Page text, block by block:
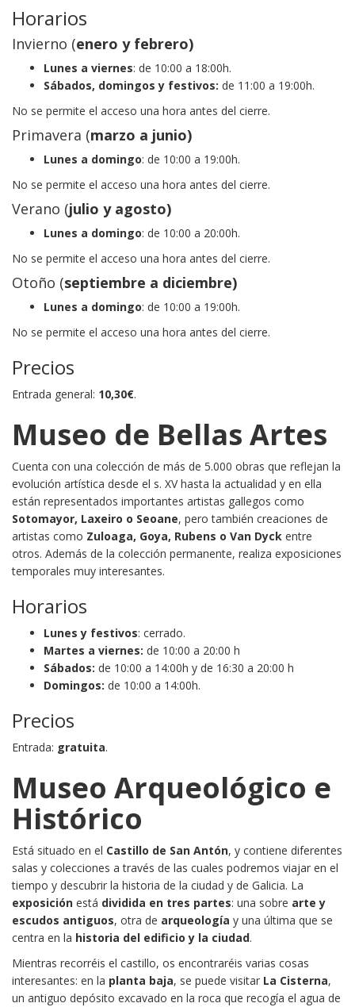
Horarios
Invierno (enero y febrero)
Lunes a viernes: de 10:00 a 18:00h.
Sábados, domingos y festivos: de 11:00 a 19:00h.
No se permite el acceso una hora antes del cierre.
Primavera (marzo a junio)
Lunes a domingo: de 10:00 a 19:00h.
No se permite el acceso una hora antes del cierre.
Verano (julio y agosto)
Lunes a domingo: de 10:00 a 20:00h.
No se permite el acceso una hora antes del cierre.
Otoño (septiembre a diciembre)
Lunes a domingo: de 10:00 a 19:00h.
No se permite el acceso una hora antes del cierre.
Precios
Entrada general: 10,30€.
Museo de Bellas Artes
Cuenta con una colección de más de 5.000 obras que reflejan la
evolución artística desde el s. XV hasta la actualidad y en ella
están representados importantes artistas gallegos como
Sotomayor, Laxeiro o Seoane, pero también creaciones de
artistas como Zuloaga, Goya, Rubens o Van Dyck entre
otros. Además de la colección permanente, realiza exposiciones
temporales muy interesantes.
Horarios
Lunes y festivos: cerrado.
Martes a viernes: de 10:00 a 20:00 h
Sábados: de 10:00 a 14:00h y de 16:30 a 20:00 h
Domingos: de 10:00 a 14:00h.
Precios
Entrada: gratuita.
Museo Arqueológico e
Histórico
Está situado en el Castillo de San Antón, y contiene diferentes
salas y colecciones a través de las cuales podremos viajar en el
tiempo y descubrir la historia de la ciudad y de Galicia. La
exposición está dividida en tres partes: una sobre arte y
escudos antiguos, otra de arqueología y una última que se
centra en la historia del edificio y la ciudad.
Mientras recorréis el castillo, os encontraréis varias cosas
interesantes: en la planta baja, se puede visitar La Cisterna,
un antiguo depósito excavado en la roca que recogía el agua de